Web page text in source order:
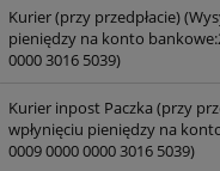
Kurier (przy przedpłacie)
pieniędzy na konto
0000 3016 5039)
Kurier inpost Paczka (przy
wpłynięciu pieniędzy na
0009 0000 0000 3016 5039)